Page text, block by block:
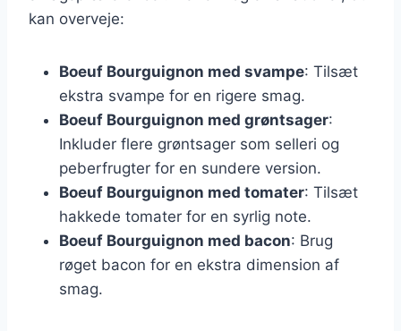
kan overveje:
Boeuf Bourguignon med svampe: Tilsæt
ekstra svampe for en rigere smag.
Boeuf Bourguignon med grøntsager:
Inkluder flere grøntsager som selleri og
peberfrugter for en sundere version.
Boeuf Bourguignon med tomater: Tilsæt
hakkede tomater for en syrlig note.
Boeuf Bourguignon med bacon: Brug
røget bacon for en ekstra dimension af
smag.